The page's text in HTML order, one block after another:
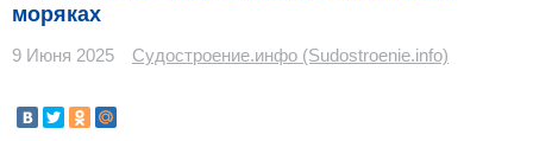
моряках
9 Июня 2025 Судостроение.инфо (Sudostroenie.info)